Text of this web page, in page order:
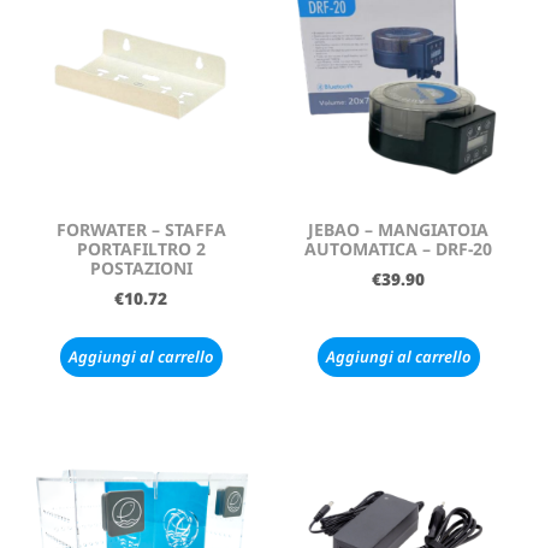
FORWATER – STAFFA
PORTAFILTRO 2
POSTAZIONI
€10.72
Aggiungi al carrello
JEBAO – MANGIATOIA
AUTOMATICA – DRF-20
€39.90
Aggiungi al carrello